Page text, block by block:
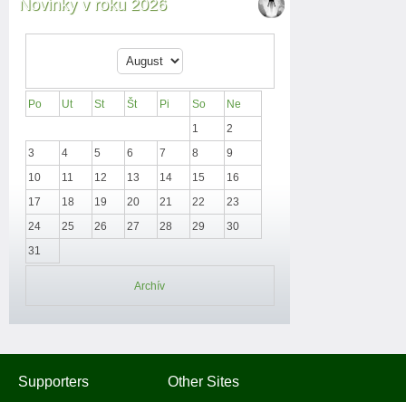
Novinky v roku 2026
Po Ut St Št Pi So
Ne
1
2
3
4 5 6 7 8
9
10
11 12 13 14 15
16
17
18 19 20 21 22
23
24
25 26 27 28 29
30
31
Archív
Supporters Other Sites